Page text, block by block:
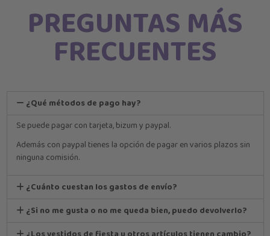
PREGUNTAS MÁS
FRECUENTES
¿Qué métodos de pago hay?
Se puede pagar con tarjeta, bizum y paypal.
Además con paypal tienes la opción de pagar en varios plazos sin
ninguna comisión.
¿Cuánto cuestan los gastos de envío?
¿Si no me gusta o no me queda bien, puedo devolverlo?